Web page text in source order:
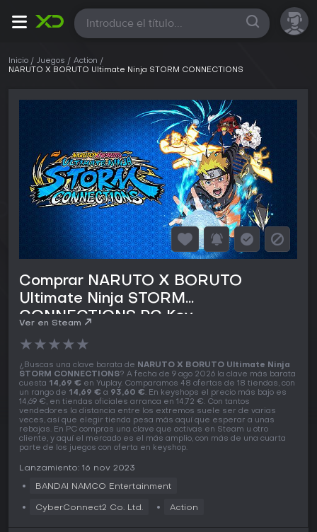
Todas
Inicio Juegos
Action
NARUTO X BORUTO Ultimate Ninja STORM CONNECTIONS
Comprar NARUTO X BORUTO
Ultimate Ninja STORM
CONNECTIONS PC Key
Ver en Steam
★★★★★
¿Buscas una clave barata de NARUTO X BORUTO Ultimate Ninja
STORM CONNECTIONS? A fecha de 9 ago 2026 la clave más barata
cuesta 14,69 € en Yuplay. Comparamos 48 ofertas de 18 tiendas, con
un rango de 14,69 € a 93,60 €. En keyshops el precio más bajo es
14,69 €, en tiendas oficiales arranca en 14,72 €. Con tantos
vendedores la distancia entre los extremos suele ser de varias
veces, así que elegir tienda pesa más aquí que esperar a unas
rebajas. En PC compras una clave que activas en Steam u otro
cliente, y aquí el mercado es el más amplio, con más de una cuarta
parte de los juegos con oferta en keyshop.
Lanzamiento: 16 nov 2023
BANDAI NAMCO Entertainment
CyberConnect2 Co. Ltd. Action